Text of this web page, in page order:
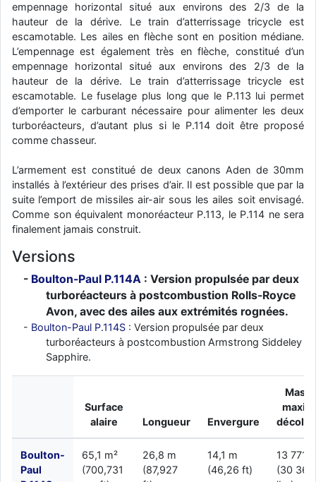
d9pouces: lesquels, par exemple ?
mahmoud: bonsoir, très instructif ce site .mais nous aimerions avoir
les photo des anciens appareils de l'armée de l'air de la haute -volta
d9pouces: Ça me casse quand même bien les pieds, j’avoue
jericho : Pour moi tout est à nouveau OK dirait-on… Merci à toi.
d9pouces: En espérant n’avoir coupé les accessoires de personne
au passage !
d9pouces: j'ai trouvé un palliatif un peu violent, mais ça devrait aller
d9pouces : cette fois, c'est le Brésil et Singapour qui mettent le site
par terre
jericho: Ah ben je peux te confirmer que j'étais resté dans le filtre…
d9pouces: Désolé ! Mon filtrage a été un peu trop violent
manifestement
tout voir
empennage horizontal situé aux environs des 2/3 de la
hauteur de la dérive. Le train d’atterrissage tricycle est
escamotable. Les ailes en flèche sont en position médiane.
L’empennage est également très en flèche, constitué d’un
empennage horizontal situé aux environs des 2/3 de la
hauteur de la dérive. Le train d’atterrissage tricycle est
escamotable. Le fuselage plus long que le P.113 lui permet
d’emporter le carburant nécessaire pour alimenter les deux
turboréacteurs, d’autant plus si le P.114 doit être proposé
comme chasseur.
L’armement est constitué de deux canons Aden de 30mm
installés à l’extérieur des prises d’air. Il est possible que par la
suite l’emport de missiles air-air sous les ailes soit envisagé.
Comme son équivalent monoréacteur P.113, le P.114 ne sera
finalement jamais construit.
Versions
Boulton-Paul P.114A : Version propulsée par deux
turboréacteurs à postcombustion Rolls-Royce
Avon, avec des ailes aux extrémités rognées.
Boulton-Paul P.114S : Version propulsée par deux
turboréacteurs à postcombustion Armstrong Siddeley
Sapphire.
Surface
alaire
Longueur Envergure
maxi
Boulton-
Paul
65,1 m²
(700,731
26,8 m
(87,927
14,1 m
(46,26 ft)
13 771
(30 360